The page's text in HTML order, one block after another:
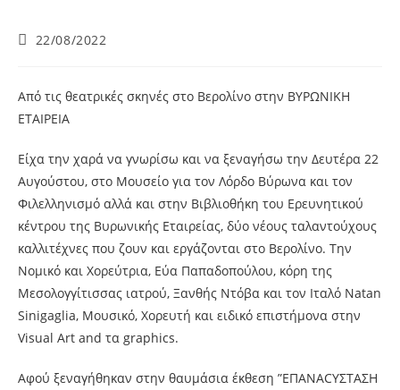
22/08/2022
Από τις θεατρικές σκηνές στο Βερολίνο στην ΒΥΡΩΝΙΚΗ
ΕΤΑΙΡΕΙΑ
Είχα την χαρά να γνωρίσω και να ξεναγήσω την Δευτέρα 22
Αυγούστου, στο Μουσείο για τον Λόρδο Βύρωνα και τον
Φιλελληνισμό αλλά και στην Βιβλιοθήκη του Ερευνητικού
κέντρου της Βυρωνικής Εταιρείας, δύο νέους ταλαντούχους
καλλιτέχνες που ζουν και εργάζονται στο Βερολίνο. Την
Νομικό και Χορεύτρια, Εύα Παπαδοπούλου, κόρη της
Μεσολογγίτισσας ιατρού, Ξανθής Ντόβα και τον Ιταλό Natan
Sinigaglia, Μουσικό, Χορευτή και ειδικό επιστήμονα στην
Visual Art and τα graphics.
Αφού ξεναγήθηκαν στην θαυμάσια έκθεση ”ΕΠΑΝΑCYΣΤΑΣΗ